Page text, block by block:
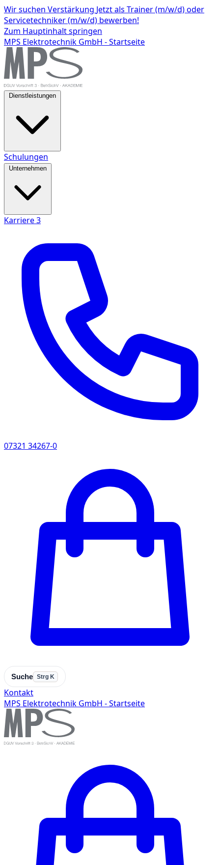
Wir suchen Verstärkung Jetzt als Trainer (m/w/d) oder
Servicetechniker (m/w/d) bewerben!
Zum Hauptinhalt springen
MPS Elektrotechnik GmbH - Startseite
Dienstleistungen
Schulungen
Unternehmen
Karriere3
07321 34267-0
Suche Strg K
Kontakt
MPS Elektrotechnik GmbH - Startseite